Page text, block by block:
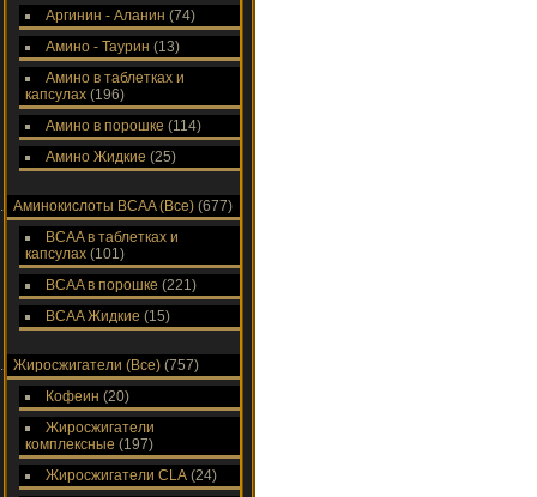
Аргинин - Аланин (74)
Амино - Таурин (13)
Амино в таблетках и
капсулах (196)
Амино в порошке (114)
Амино Жидкие (25)
Аминокислоты ВСAA (Все) (677)
ВСAA в таблетках и
капсулах (101)
ВСAA в порошке (221)
ВСAA Жидкие (15)
Жиросжигатели (Все) (757)
Кофеин (20)
Жиросжигатели
комплексные (197)
Жиросжигатели CLA (24)